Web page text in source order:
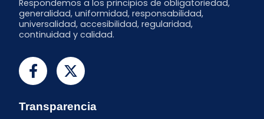
Respondemos a los principios de obligatoriedad,
generalidad, uniformidad, responsabilidad,
universalidad, accesibilidad, regularidad,
continuidad y calidad.
Transparencia